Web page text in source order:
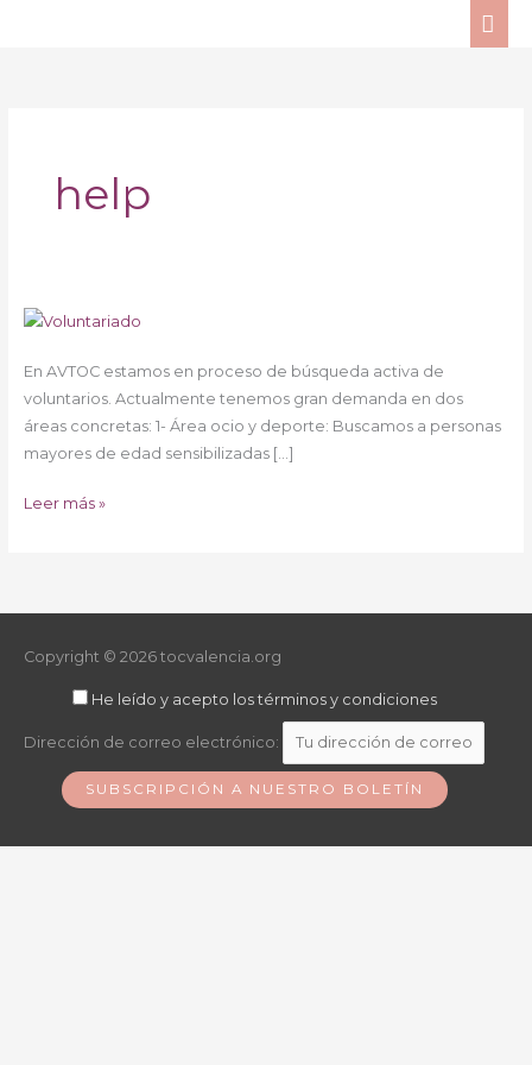
help
En AVTOC estamos en proceso de búsqueda activa de
voluntarios. Actualmente tenemos gran demanda en dos
áreas concretas: 1- Área ocio y deporte: Buscamos a personas
mayores de edad sensibilizadas […]
SOS
Voluntariado
Leer más »
Copyright © 2026 tocvalencia.org
He leído y acepto los términos y condiciones
Dirección de correo electrónico: